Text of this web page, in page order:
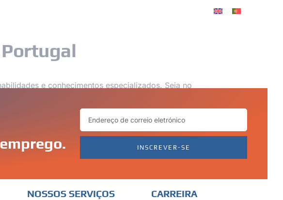
e conhecimentos especializados. Seja no
INSCREVER-SE
NOSSOS SERVIÇOS CARREIRA